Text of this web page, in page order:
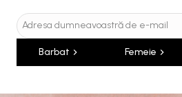
Barbat Femeie